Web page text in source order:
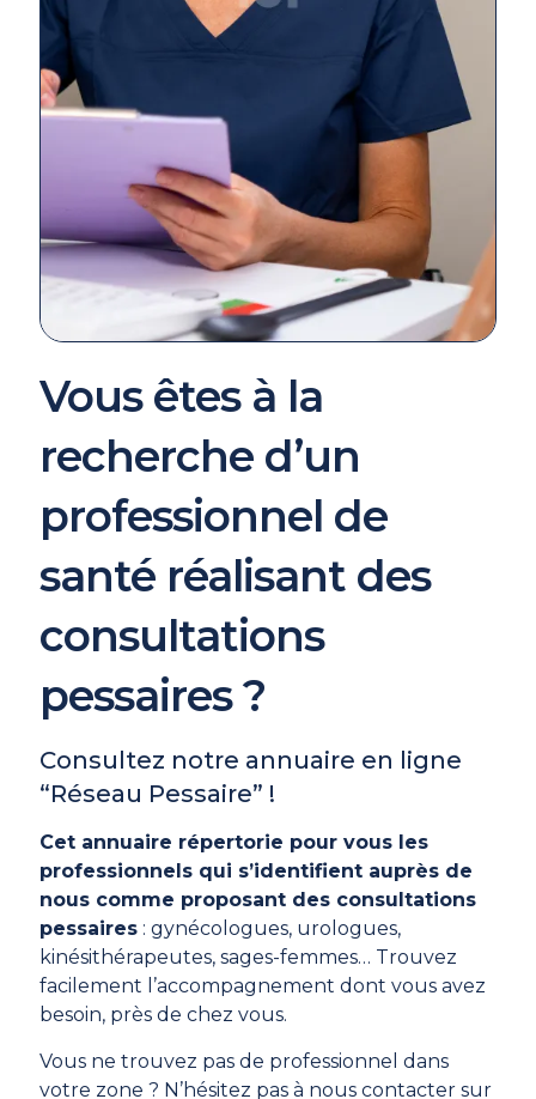
Vous êtes à la
recherche d’un
professionnel de
santé réalisant des
consultations
pessaires ?
Consultez notre annuaire en ligne
“Réseau Pessaire” !
Cet annuaire répertorie pour vous les
professionnels qui s’identifient auprès de
nous comme proposant des consultations
pessaires : gynécologues, urologues,
kinésithérapeutes, sages-femmes… Trouvez
facilement l’accompagnement dont vous avez
besoin, près de chez vous.
Vous ne trouvez pas de professionnel dans
votre zone ? N’hésitez pas à nous contacter sur